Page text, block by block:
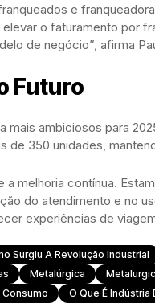
e
o faturamento por
de negócio”, afirma
Futuro
mais ambiciosos para
de 350 unidades,
a melhoria contínua.
do atendimento e no
experiências de
Surgiu A Revolução Industrial
Metalúrgica
Consumo
O Que É